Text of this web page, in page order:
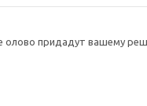
придадут вашему